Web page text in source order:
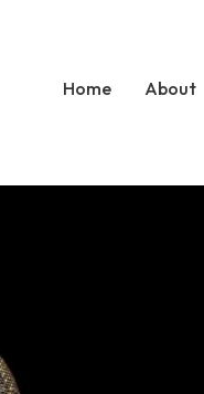
Home About